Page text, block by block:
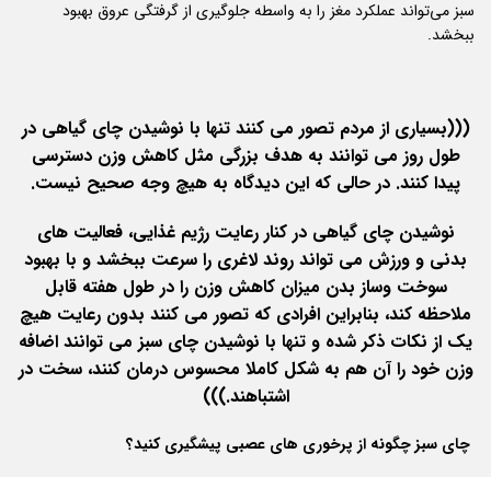
سبز می‌تواند عملکرد مغز را به واسطه جلوگیری از گرفتگی عروق بهبود
ببخشد.
(((بسیاری از مردم تصور می کنند تنها با نوشیدن چای گیاهی در
طول روز می توانند به هدف بزرگی مثل کاهش وزن دسترسی
پیدا کنند. در حالی که این دیدگاه به هیچ وجه صحیح نیست.
نوشیدن چای گیاهی در کنار رعایت رژیم غذایی، فعالیت های
بدنی و ورزش می تواند روند لاغری را سرعت ببخشد و با بهبود
سوخت وساز بدن میزان کاهش وزن را در طول هفته قابل
ملاحظه کند، بنابراین افرادی که تصور می کنند بدون رعایت هیچ
یک از نکات ذکر شده و تنها با نوشیدن چای سبز می توانند اضافه
وزن خود را آن هم به شکل کاملا محسوس درمان کنند، سخت در
اشتباهند.)))
چای سبز چگونه از پرخوری های عصبی پیشگیری کنید؟